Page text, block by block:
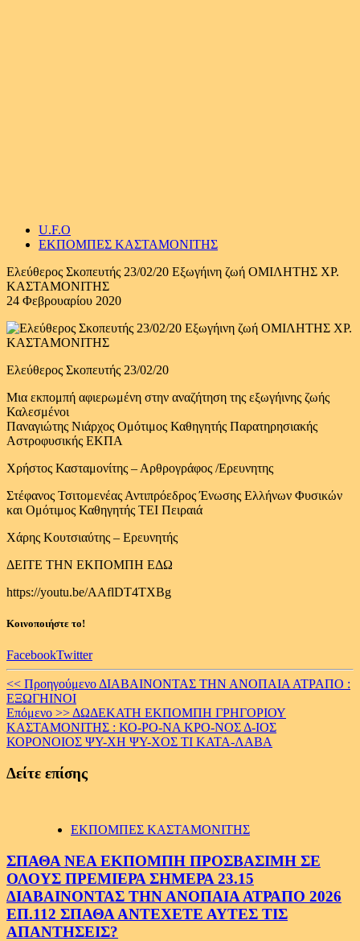
U.F.O
ΕΚΠΟΜΠΕΣ ΚΑΣΤΑΜΟΝΙΤΗΣ
Ελεύθερος Σκοπευτής 23/02/20 Εξωγήινη ζωή ΟΜΙΛΗΤΗΣ ΧΡ.
ΚΑΣΤΑΜΟΝΙΤΗΣ
24 Φεβρουαρίου 2020
Ελεύθερος Σκοπευτής 23/02/20
Μια εκπομπή αφιερωμένη στην αναζήτηση της εξωγήινης ζωής
Καλεσμένοι
Παναγιώτης Νιάρχος Ομότιμος Καθηγητής Παρατηρησιακής
Αστροφυσικής ΕΚΠΑ
Χρήστος Κασταμονίτης – Αρθρογράφος /Ερευνητης
Στέφανος Τσιτομενέας Αντιπρόεδρος Ένωσης Ελλήνων Φυσικών
και Ομότιμος Καθηγητής ΤΕΙ Πειραιά
Χάρης Κουτσιαύτης – Ερευνητής
ΔΕΙΤΕ ΤΗΝ ΕΚΠΟΜΠΗ ΕΔΩ
https://youtu.be/AAflDT4TXBg
Κοινοποιήστε το!
FacebookTwitter
Continue
Reading
<< Προηγούμενο ΔΙΑΒΑΙΝΟΝΤΑΣ ΤΗΝ ΑΝΟΠΑΙΑ ΑΤΡΑΠΟ :
ΕΞΩΓΗΙΝΟΙ
Επόμενο >> ΔΩΔΕΚΑΤΗ ΕΚΠΟΜΠΗ ΓΡΗΓΟΡΙΟΥ
ΚΑΣΤΑΜΟΝΙΤΗΣ : ΚΟ-ΡΟ-ΝΑ ΚΡΟ-ΝΟΣ Δ-ΙΟΣ
ΚΟΡΟΝΟΙΟΣ ΨΥ-ΧΗ ΨΥ-ΧΟΣ ΤΙ ΚΑΤΑ-ΛΑΒΑ
Δείτε επίσης
ΕΚΠΟΜΠΕΣ ΚΑΣΤΑΜΟΝΙΤΗΣ
ΣΠΑΘΑ ΝΕΑ ΕΚΠΟΜΠΗ ΠΡΟΣΒΑΣΙΜΗ ΣΕ
ΟΛΟΥΣ ΠΡΕΜΙΕΡΑ ΣΗΜΕΡΑ 23.15
ΔΙΑΒΑΙΝΟΝΤΑΣ ΤΗΝ ΑΝΟΠΑΙΑ ΑΤΡΑΠΟ 2026
ΕΠ.112 ΣΠΑΘΑ ΑΝΤΕΧΕΤΕ ΑΥΤΕΣ ΤΙΣ
ΑΠΑΝΤΗΣΕΙΣ?